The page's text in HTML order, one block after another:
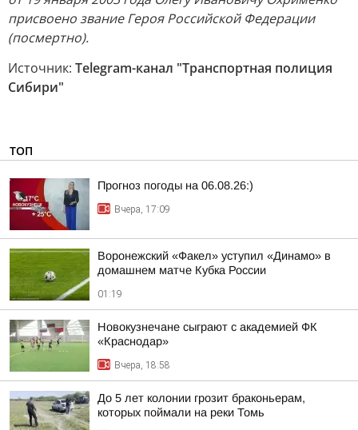
присвоено звание Героя Российской Федерации
(посмертно).
Источник: Telegram-канал "Транспортная полиция
Сибири"
ТОП
Прогноз погоды на 06.08.26:)
Вчера, 17:09
Воронежский «Факел» уступил «Динамо» в
домашнем матче Кубка России
01:19
Новокузнечане сыграют с академией ФК
«Краснодар»
Вчера, 18:58
До 5 лет колонии грозит браконьерам,
которых поймали на реки Томь